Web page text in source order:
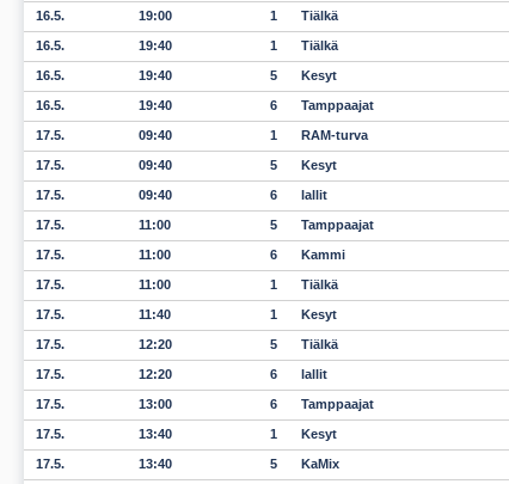
16.5. 19:00 1 Tiälkä
16.5. 19:40 1 Tiälkä
16.5. 19:40 5 Kesyt
16.5. 19:40 6 Tamppaajat
17.5. 09:40 1 RAM-turva
17.5. 09:40 5 Kesyt
17.5. 09:40 6 lallit
17.5. 11:00 5 Tamppaajat
17.5. 11:00 6 Kammi
17.5. 11:00 1 Tiälkä
17.5. 11:40 1 Kesyt
17.5. 12:20 5 Tiälkä
17.5. 12:20 6 lallit
17.5. 13:00 6 Tamppaajat
17.5. 13:40 1 Kesyt
17.5. 13:40 5 KaMix